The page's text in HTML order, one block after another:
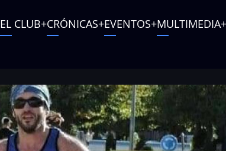
Main
EL CLUB CRÓNICAS EVENTOS MULTIMEDIA
menu